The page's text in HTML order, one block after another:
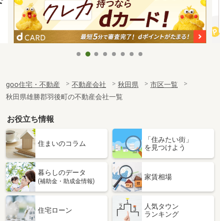
goo住宅・不動産 不動産会社 秋田県
市区一覧
秋田県雄勝郡羽後町の不動産会社一覧
お役立ち情報
住まいのコラム
「住みたい街」
を見つけよう
暮らしのデータ
(補助金・助成金情報)
家賃相場
住宅ローン
人気タウン
ランキング